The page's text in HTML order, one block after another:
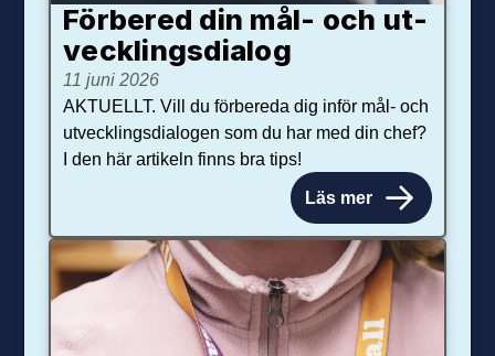
Förbered din mål- och ut­
veck­lings­dialog
11 juni 2026
AKTUELLT. Vill du förbereda dig inför mål- och
utvecklingsdialogen som du har med din chef?
I den här artikeln finns bra tips!
Läs mer